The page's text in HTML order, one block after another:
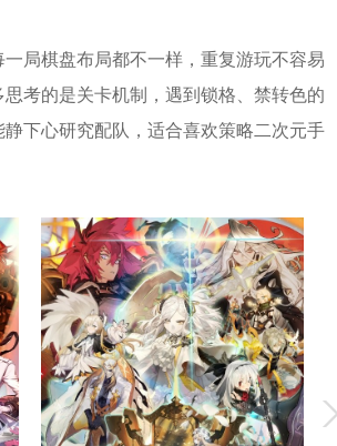
局棋盘布局都不一样，重复游玩不容易
考的是关卡机制，遇到锁格、禁转色的
下心研究配队，适合喜欢策略二次元手